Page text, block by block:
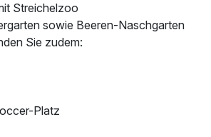
Streichelzoo
sowie Beeren-Naschgarten
Sie zudem:
Platz